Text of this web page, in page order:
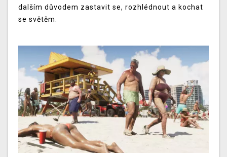
dalším důvodem zastavit se, rozhlédnout a kochat
se světěm.